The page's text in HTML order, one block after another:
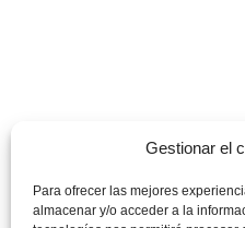
Gestionar el
Para ofrecer las mejores
almacenar y/o acceder a la